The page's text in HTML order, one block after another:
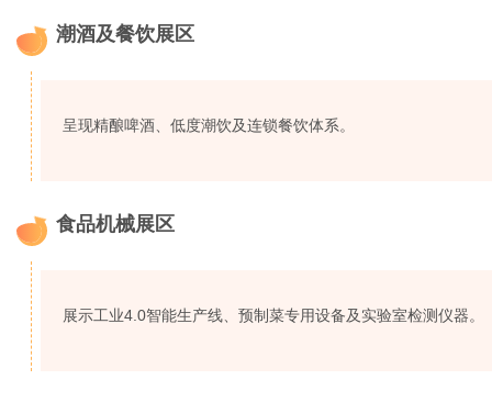
7
潮酒及餐饮展区
呈现精酿啤酒、低度潮饮及连锁餐饮体系。
8
食品机械展区
展示工业4.0智能生产线、预制菜专用设备及实验室检测仪器。